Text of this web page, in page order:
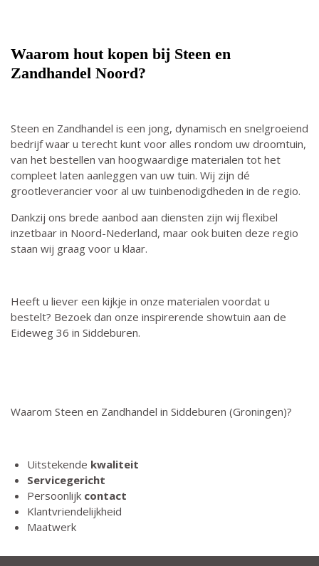
Waarom hout kopen bij Steen en
Zandhandel Noord?
Steen en Zandhandel is een jong, dynamisch en snelgroeiend
bedrijf waar u terecht kunt voor alles rondom uw droomtuin,
van het bestellen van hoogwaardige materialen tot het
compleet laten aanleggen van uw tuin. Wij zijn dé
grootleverancier voor al uw tuinbenodigdheden in de regio.
Dankzij ons brede aanbod aan diensten zijn wij flexibel
inzetbaar in Noord-Nederland, maar ook buiten deze regio
staan wij graag voor u klaar.
Heeft u liever een kijkje in onze materialen voordat u
bestelt? Bezoek dan onze inspirerende showtuin aan de
Eideweg 36 in Siddeburen.
Waarom Steen en Zandhandel in Siddeburen (Groningen)?
Uitstekende kwaliteit
Servicegericht
Persoonlijk contact
Klantvriendelijkheid
Maatwerk